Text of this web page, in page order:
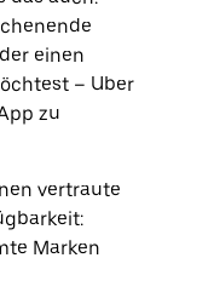
einen
– Uber
zu
vertraute
Marken